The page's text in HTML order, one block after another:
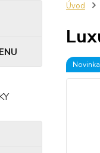
Úvod
Novinka